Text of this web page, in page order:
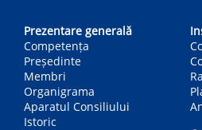
navigation
Prezentare generală
Competența
Președinte
Membri
Organigrama
Aparatul Consiliului
Istoric